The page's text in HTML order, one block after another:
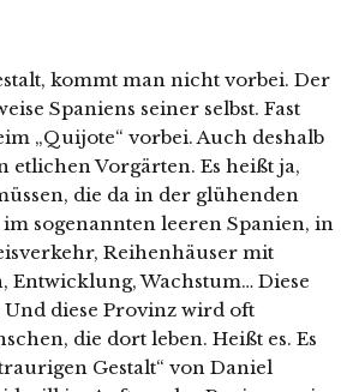
kommt man nicht vorbei. Der
Spaniens seiner selbst. Fast
„Quijote“ vorbei. Auch deshalb
etlichen Vorgärten. Es heißt ja,
die da in der glühenden
sogenannten leeren Spanien, in
Reihenhäuser mit
Entwicklung, Wachstum… Diese
Und diese Provinz wird oft
die dort leben. Heißt es. Es
Gestalt“ von Daniel